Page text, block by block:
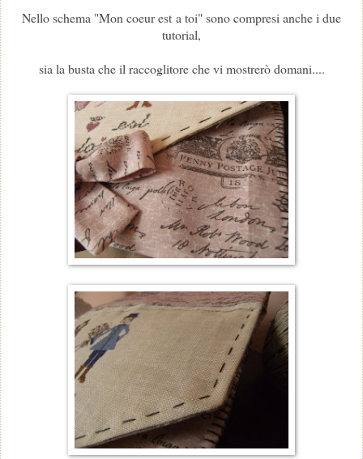
Nello schema "Mon coeur est a toi" sono compresi anche i due
tutorial,
sia la busta che il raccoglitore che vi mostrerò domani....